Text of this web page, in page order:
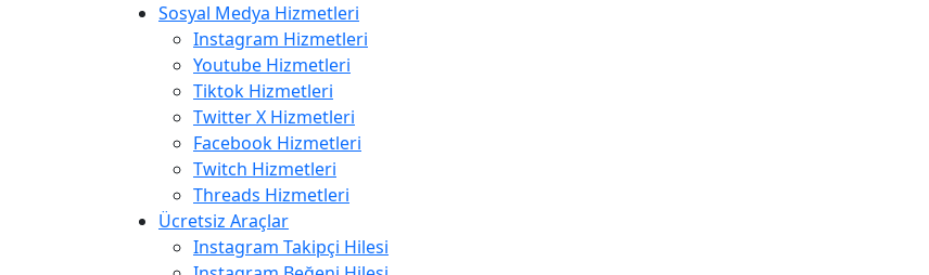
Sosyal Medya Hizmetleri
Instagram Hizmetleri
Youtube Hizmetleri
Tiktok Hizmetleri
Twitter X Hizmetleri
Facebook Hizmetleri
Twitch Hizmetleri
Threads Hizmetleri
Ücretsiz Araçlar
Instagram Takipçi Hilesi